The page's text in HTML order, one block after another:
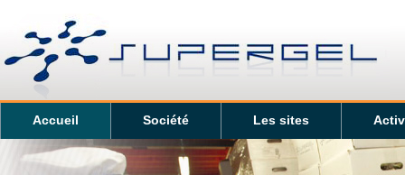
Accueil Société Les sites